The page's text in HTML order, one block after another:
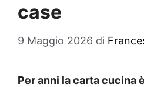
case
9 Maggio 2026 di
Per anni la carta cucina